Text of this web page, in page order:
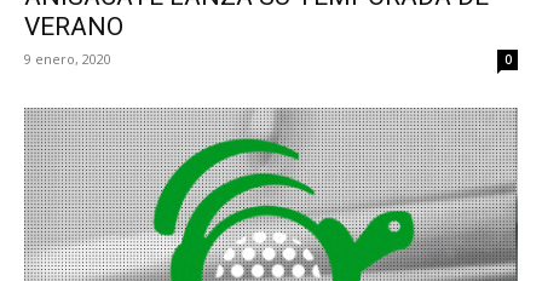
VERANO
9 enero, 2020 0